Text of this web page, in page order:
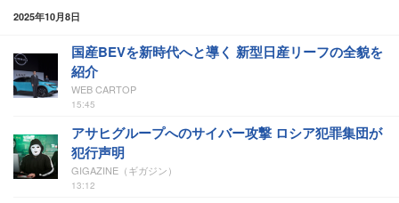
2025年10月8日
国産BEVを新時代へと導く 新型日産リーフの全貌を
紹介
WEB CARTOP
15:45
アサヒグループへのサイバー攻撃 ロシア犯罪集団が
犯行声明
GIGAZINE（ギガジン）
13:12